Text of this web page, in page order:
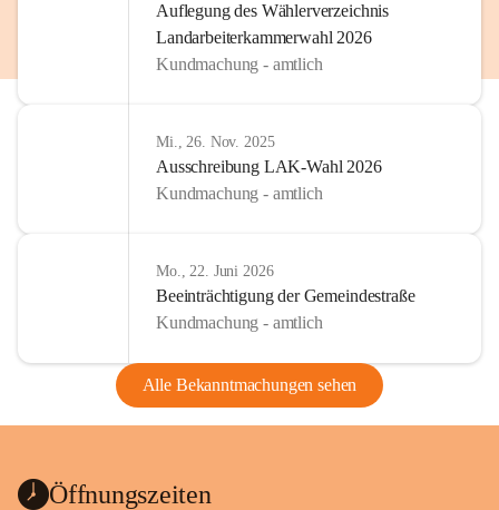
Auflegung des Wählerverzeichnis
Landarbeiterkammerwahl 2026
Kundmachung - amtlich
Mi., 26. Nov. 2025
Ausschreibung LAK-Wahl 2026
Kundmachung - amtlich
Mo., 22. Juni 2026
Beeinträchtigung der Gemeindestraße
Kundmachung - amtlich
Alle Bekanntmachungen sehen
Öffnungszeiten